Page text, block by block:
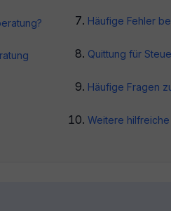
Häufige Fehler
Quittung für
Häufige Fragen
Weitere hilfreiche